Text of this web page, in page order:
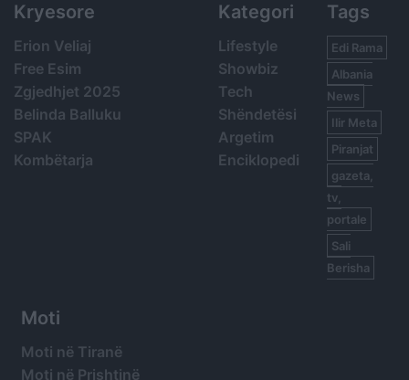
Kryesore
Erion Veliaj
Free Esim
Zgjedhjet 2025
Belinda Balluku
SPAK
Kombëtarja
Kategori
Lifestyle
Showbiz
Tech
Shëndetësi
Argetim
Enciklopedi
Tags
Edi Rama
Albania
News
Ilir Meta
Piranjat
gazeta,
tv,
portale
Sali
Berisha
Moti
Moti në Tiranë
Moti në Prishtinë